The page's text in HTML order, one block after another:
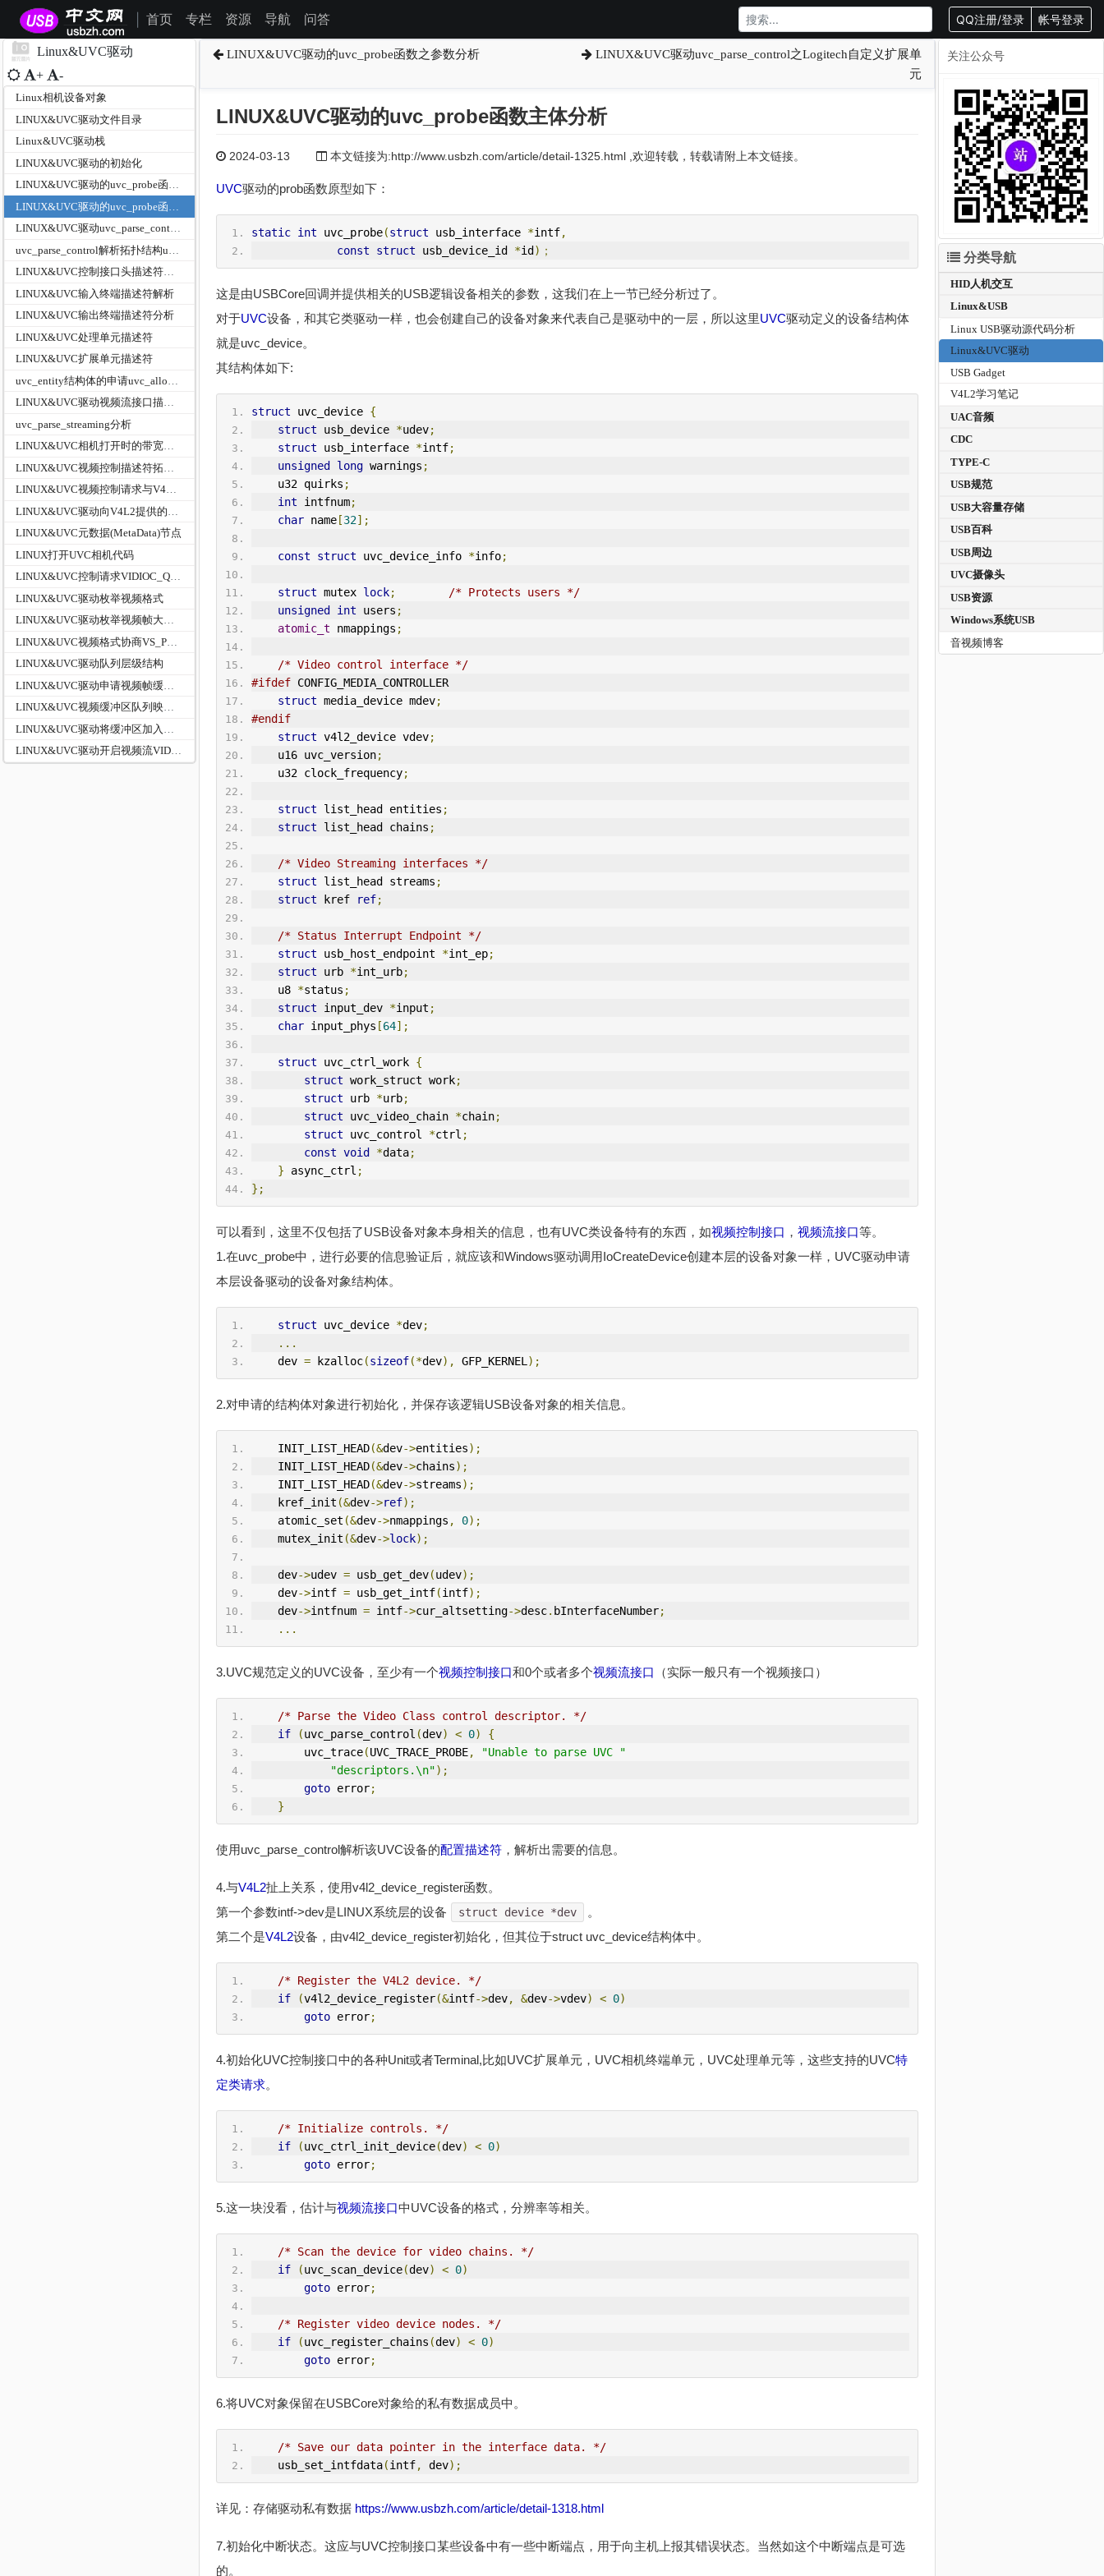
首页 专栏 资源 导航 问答 QQ注册/登录 帐号登录
Linux&UVC驱动
+ -
Linux相机设备对象
LINUX&UVC驱动文件目录
Linux&UVC驱动栈
LINUX&UVC驱动的初始化
LINUX&UVC驱动的uvc_probe函数之参数分析
LINUX&UVC驱动uvc_parse_control之Logitech自定义扩展单元
LINUX&UVC控制接口头描述符解析
LINUX&UVC输入终端描述符解析
LINUX&UVC输出终端描述符分析
LINUX&UVC处理单元描述符
LINUX&UVC扩展单元描述符
LINUX&UVC驱动视频流接口描述符与视频控制接口描述符的解析关系
uvc_parse_streaming分析
LINUX&UVC相机打开时的带宽选择
LINUX&UVC视频控制请求与V4L2映射关系
LINUX&UVC元数据(MetaData)节点
LINUX打开UVC相机代码
LINUX&UVC控制请求VIDIOC_QUERYCAP设备功能属性信息v4l2_capability
LINUX&UVC驱动枚举视频格式
LINUX&UVC驱动枚举视频帧大小和帧率
LINUX&UVC驱动队列层级结构
LINUX&UVC视频缓冲区队列映射VIDIOC_QUERYBUF
LINUX&UVC驱动开启视频流VIDIOC_STREAMON
LINUX&UVC驱动的uvc_probe函数之参数分析
LINUX&UVC驱动uvc_parse_control之Logitech自定义扩展单
元
LINUX&UVC驱动的uvc_probe函数主体分析
2024-03-13 本文链接为:http://www.usbzh.com/article/detail-1325.html ,欢迎转载，转载请附上本文链接。
UVC驱动的prob函数原型如下：
static int uvc_probe(struct usb_interface *intf,
const
struct usb_device_id *id )；
这是由USBCore回调并提供相关的USB逻辑设备相关的参数，这我们在上一节已经分析过了。
对于UVC设备，和其它类驱动一样，也会创建自己的设备对象来代表自己是驱动中的一层，所以这里UVC驱动定义的设备结构体
就是uvc_device。
其结构体如下:
struct uvc_device {
struct usb_device *udev;
struct usb_interface *intf;
unsigned
long warnings ;
    u32 quirks
;
int intfnum;
char name[32];
const struct uvc_device_info *info;
struct mutex lock;
/* Protects users */
unsigned
int users ;
atomic_t nmappings ;
/* Video control interface */
#ifdef CONFIG_MEDIA_CONTROLLER
struct media_device mdev;
#endif
struct v4l2_device vdev;
    u16 uvc_version
;
    u32 clock_frequency
;
struct list_head entities ;
struct list_head chains ;
/* Video Streaming interfaces */
struct list_head streams ;
struct kref ref;
/* Status Interrupt Endpoint */
struct usb_host_endpoint *int_ep;
struct urb *int_urb;
    u8
*status ;
struct input_dev *input ;
char input_phys [64];
struct uvc_ctrl_work {
struct work_struct work;
struct urb *urb;
struct uvc_video_chain *chain;
struct uvc_control *ctrl ;
const void *data;
} async_ctrl ;
};
可以看到，这里不仅包括了USB设备对象本身相关的信息，也有UVC类设备特有的东西，如视频控制接口 ， 视频流接口等。
1.在uvc_probe中，进行必要的信息验证后，就应该和Windows驱动调用IoCreateDevice创建本层的设备对象一样，UVC驱动申请
本层设备驱动的设备对象结构体。
struct uvc_device *dev;
...
    dev
= kzalloc(sizeof(*dev), GFP_KERNEL );
2.对申请的结构体对象进行初始化，并保存该逻辑USB设备对象的相关信息。
INIT_LIST_HEAD(&dev->entities);
INIT_LIST_HEAD(&dev->chains);
INIT_LIST_HEAD(&dev->streams);
    kref_init
(&dev->ref);
    atomic_set
(&dev->nmappings , 0);
    mutex_init
(&dev->lock);
    dev
->udev = usb_get_dev(udev);
    dev
->intf = usb_get_intf(intf);
    dev
->intfnum = intf->cur_altsetting->desc. bInterfaceNumber;
...
3.UVC规范定义的UVC设备，至少有一个视频控制接口和0个或者多个视频流接口 （实际一般只有一个视频接口）
/* Parse the Video Class control descriptor. */
if
(uvc_parse_control (dev) < 0)
{
        uvc_trace
(UVC_TRACE_PROBE,
"Unable to parse UVC "
"descriptors.\n");
goto error;
}
使用uvc_parse_control解析该UVC设备的配置描述符，解析出需要的信息。
4.与V4L2扯上关系，使用v4l2_device_register函数。
第一个参数intf->dev是LINUX系统层的设备
struct device *dev
。
第二个是V4L2设备，由v4l2_device_register初始化，但其位于struct uvc_device结构体中。
/* Register the V4L2 device. */
if
(v4l2_device_register(&intf->dev, &dev->vdev) < 0)
goto error;
4.初始化UVC控制接口中的各种Unit或者Terminal,比如UVC扩展单元，UVC相机终端单元，UVC处理单元等，这些支持的UVC特
定类请求。
/* Initialize controls. */
if
(uvc_ctrl_init_device(dev) < 0)
goto error;
5.这一块没看，估计与视频流接口中UVC设备的格式，分辨率等相关。
/* Scan the device for video chains. */
if
(uvc_scan_device(dev) < 0)
goto error;
/* Register video device nodes. */
if
(uvc_register_chains (dev) < 0)
goto error;
6.将UVC对象保留在USBCore对象给的私有数据成员中。
/* Save our data pointer in the interface data. */
    usb_set_intfdata
(intf, dev);
详见：存储驱动私有数据 https://www.usbzh.com/article/detail-1318.html
7.初始化中断状态。这应与UVC控制接口某些设备中有一些中断端点，用于向主机上报其错误状态。当然如这个中断端点是可选
的。
关注公众号
分类导航
HID人机交互
Linux&USB
Linux USB驱动源代码分析
Linux&UVC驱动
USB Gadget
V4L2学习笔记
UAC音频
CDC
TYPE-C
USB规范
USB大容量存储
USB百科
USB周边
UVC摄像头
USB资源
Windows系统USB
音视频博客